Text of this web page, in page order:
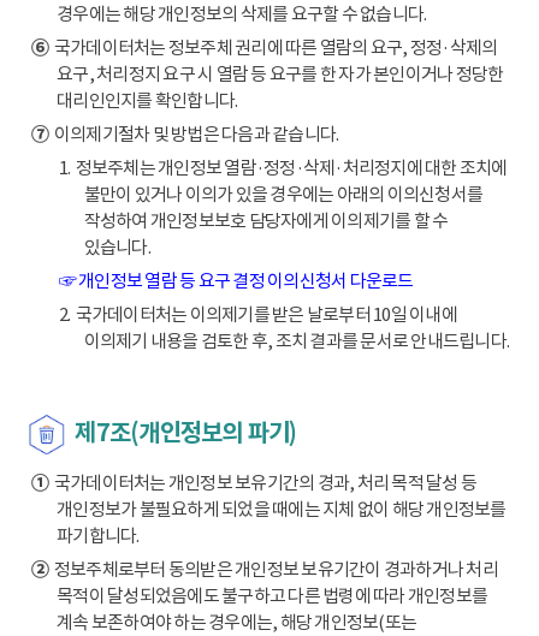
경우에는 해당 개인정보의 삭제를 요구할 수 없습니다.
⑥국가데이터처는 정보주체 권리에 따른 열람의 요구, 정정·삭제의
요구, 처리정지 요구 시 열람 등 요구를 한 자가 본인이거나 정당한
대리인인지를 확인합니다.
⑦이의제기절차 및 방법은 다음과 같습니다.
1. 정보주체는 개인정보 열람·정정·삭제·처리정지에 대한 조치에
불만이 있거나 이의가 있을 경우에는 아래의 이의신청서를
작성하여 개인정보보호 담당자에게 이의제기를 할 수
있습니다.
☞ 개인정보 열람 등 요구 결정 이의신청서 다운로드
2. 국가데이터처는 이의제기를 받은 날로부터 10일 이내에
이의제기 내용을 검토한 후, 조치 결과를 문서로 안내드립니다.
제7조(개인정보의 파기)
①국가데이터처는 개인정보 보유기간의 경과, 처리 목적 달성 등
개인정보가 불필요하게 되었을 때에는 지체 없이 해당 개인정보를
파기합니다.
②정보주체로부터 동의받은 개인정보 보유기간이 경과하거나 처리
목적이 달성되었음에도 불구하고 다른 법령에 따라 개인정보를
계속 보존하여야 하는 경우에는, 해당 개인정보(또는